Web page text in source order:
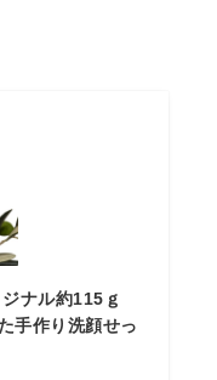
ナル約115ｇ
手作り洗顔せっ